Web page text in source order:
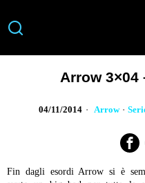
Arrow 3×04
04/11/2014 Arrow ·
Fin dagli esordi Arrow si è